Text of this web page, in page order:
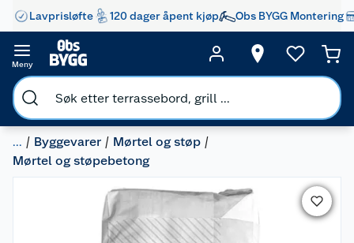
Lavprisløfte 120 dager åpent kjøp Obs BYGG Montering
Meny
... Byggevarer
Mørtel og støp
Mørtel og støpebetong